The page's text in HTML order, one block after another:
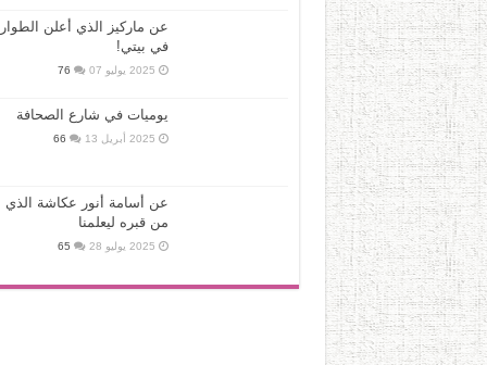
عن ماركيز الذي أعلن
في بيتي!
2025 يوليو 07 76
يوميات في شارع الصحافة
2025 أبريل 13 66
عن أسامة أنور عكاشة الذي
من قبره ليعلمنا
2025 يوليو 28 65